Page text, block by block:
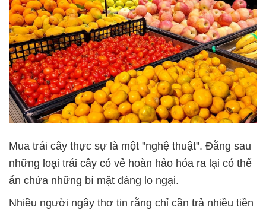
Mua trái cây thực sự là một "nghệ thuật". Đằng sau
những loại trái cây có vẻ hoàn hảo hóa ra lại có thể
ẩn chứa những bí mật đáng lo ngại.
Nhiều người ngây thơ tin rằng chỉ cần trả nhiều tiền